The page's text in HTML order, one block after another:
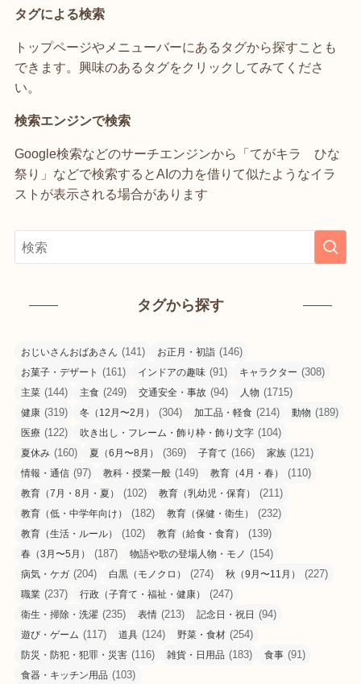
タグによる検索
トップページやメニューバーにあるタグから探すことも
できます。興味のあるタグをクリックしてみてくださ
い。
検索エンジンで検索
Google検索などのサーチエンジンから「てがキラ ひな
祭り」などで検索するとAIの力を借りて似たようなイラ
ストが表示される場合があります
タグから探す
おじいさんおばあさん (141) お正月・初詣 (146)
お菓子・デザート (161) インドアの趣味 (91) キャラクター (308)
主菜 (144) 主食 (249) 交通安全・事故 (94) 人物 (1715)
健康 (319) 冬（12月〜2月） (304) 加工品・軽食 (214) 動物 (189)
医療 (122) 吹き出し・フレーム・飾り枠・飾り文字 (104)
夏休み (160) 夏（6月〜8月） (369) 子育て (166) 家族 (121)
情報・通信 (97) 教科・授業一般 (149) 教育（4月・春） (110)
教育（7月・8月・夏） (102) 教育（乳幼児・保育） (211)
教育（低・中学年向け） (182) 教育（保健・衛生） (232)
教育（生活・ルール） (102) 教育（給食・食育） (139)
春（3月〜5月） (187) 物語や歌の登場人物・モノ (154)
病気・ケガ (204) 白黒（モノクロ） (274) 秋（9月〜11月） (227)
職業 (237) 行政（子育て・福祉・健康） (247)
衛生・掃除・洗濯 (235) 表情 (213) 記念日・祝日 (94)
遊び・ゲーム (117) 道具 (124) 野菜・食材 (254)
防災・防犯・犯罪・災害 (116) 雑貨・日用品 (183) 食事 (91)
食器・キッチン用品 (103)